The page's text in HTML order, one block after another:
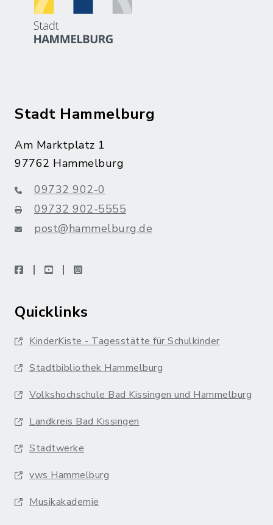
Stadt Hammelburg
Am Marktplatz 1
97762 Hammelburg
09732 902-0
09732 902-5555
post@hammelburg.de
facebookyoutubeinstagram
Quicklinks
KinderKiste - Tagesstätte für Schulkinder
Stadtbibliothek Hammelburg
Volkshochschule Bad Kissingen und Hammelburg
Landkreis Bad Kissingen
Stadtwerke
vws Hammelburg
Musikakademie